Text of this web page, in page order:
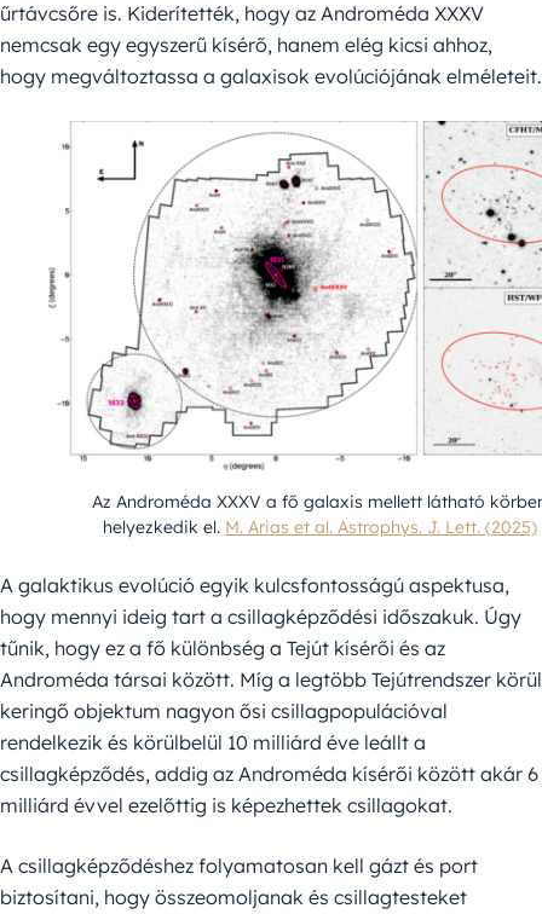
űrtávcsőre is. Kiderítették, hogy az Androméda XXXV
nemcsak egy egyszerű kísérő, hanem elég kicsi ahhoz,
hogy megváltoztassa a galaxisok evolúciójának elméleteit.
Az Androméda XXXV a fő galaxis mellett látható
helyezkedik el. M. Arias et al. Astrophys. J. Lett. (2025)
A galaktikus evolúció egyik kulcsfontosságú aspektusa,
hogy mennyi ideig tart a csillagképződési időszakuk. Úgy
tűnik, hogy ez a fő különbség a Tejút kísérői és az
Androméda társai között. Míg a legtöbb Tejútrendszer körül
keringő objektum nagyon ősi csillagpopulációval
rendelkezik és körülbelül 10 milliárd éve leállt a
csillagképződés, addig az Androméda kísérői között akár 6
milliárd évvel ezelőttig is képezhettek csillagokat.
A csillagképződéshez folyamatosan kell gázt és port
biztosítani, hogy összeomoljanak és csillagtesteket